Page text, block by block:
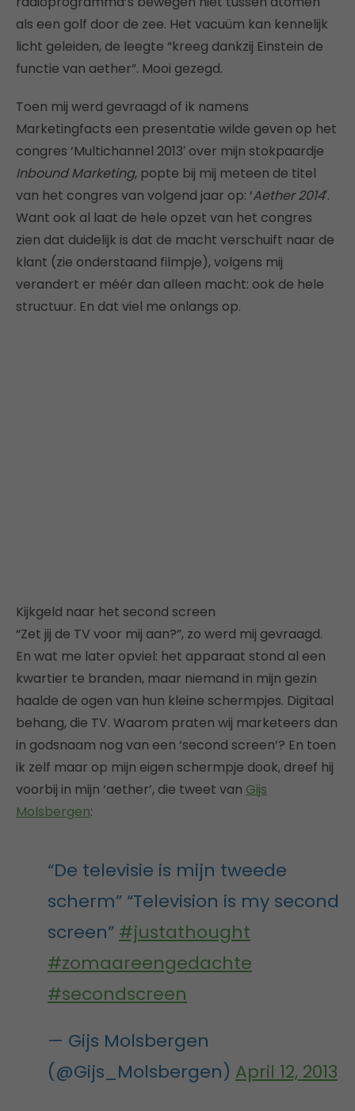
als een golf door de zee. Het vacuüm kan kennelijk
licht geleiden, de leegte “kreeg dankzij Einstein de
functie van aether”. Mooi gezegd.
Toen mij werd gevraagd of ik namens
Marketingfacts een presentatie wilde geven op het
congres ‘Multichannel 2013′ over mijn stokpaardje
Inbound Marketing, popte bij mij meteen de titel
van het congres van volgend jaar op: ‘Aether 2014′.
Want ook al laat de hele opzet van het congres
zien dat duidelijk is dat de macht verschuift naar de
klant (zie onderstaand filmpje), volgens mij
verandert er méér dan alleen macht: ook de hele
structuur. En dat viel me onlangs op.
Kijkgeld naar het second screen
“Zet jij de TV voor mij aan?”, zo werd mij gevraagd.
En wat me later opviel: het apparaat stond al een
kwartier te branden, maar niemand in mijn gezin
haalde de ogen van hun kleine schermpjes. Digitaal
behang, die TV. Waarom praten wij marketeers dan
in godsnaam nog van een ‘second screen’? En toen
ik zelf maar op mijn eigen schermpje dook, dreef hij
voorbij in mijn ‘aether’, die tweet van Gijs
Molsbergen:
“De televisie is mijn tweede
scherm” “Television is my second
screen” #justathought
#zomaareengedachte
#secondscreen
— Gijs Molsbergen
(@Gijs_Molsbergen) April 12, 2013